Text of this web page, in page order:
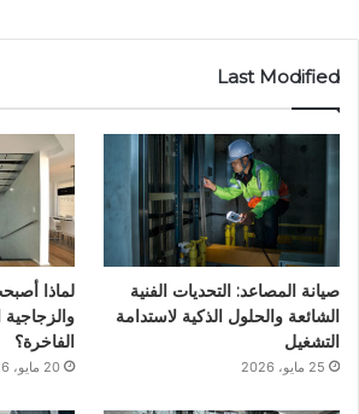
ب
و
ك
ت
ر
ك
د
إ
ن
ي
و
Last Modified
صيانة المصاعد: التحديات الفنية
الشائعة والحلول الذكية لاستدامة
التشغيل
25 مايو، 2026
لماذا
والزجاجية
الفاخرة؟
20 مايو، 2026